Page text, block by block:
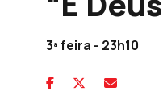
3ª feira - 23h10